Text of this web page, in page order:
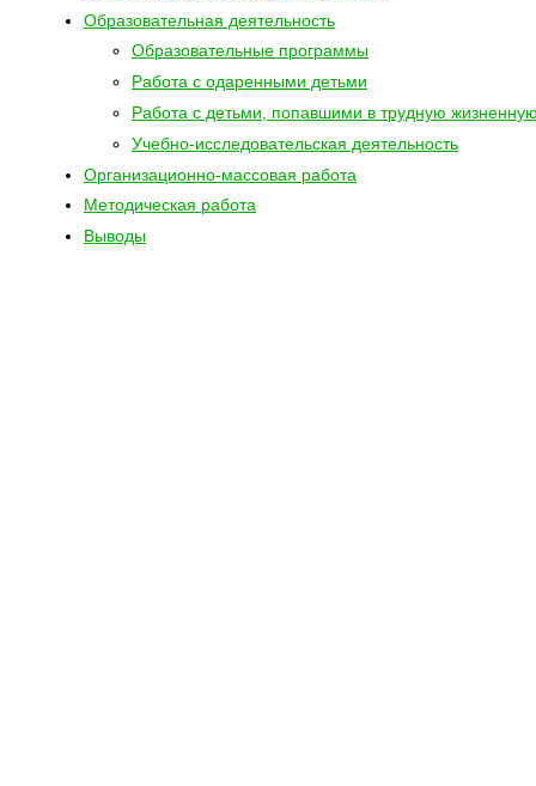
Образовательная деятельность
Образовательные программы
Работа с одаренными детьми
Работа с детьми, попавшими в трудную
Учебно-исследовательская деятельность
Организационно-массовая работа
Методическая работа
Выводы